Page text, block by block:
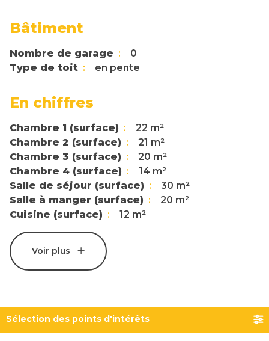
Bâtiment
Nombre de garage
0
Type de toit
en pente
En chiffres
Chambre 1 (surface)
22 m²
Chambre 2 (surface)
21 m²
Chambre 3 (surface)
20 m²
Chambre 4 (surface)
14 m²
Salle de séjour (surface)
30 m²
Salle à manger (surface)
20 m²
Cuisine (surface)
12 m²
Voir plus
Sélection des points d'intérêts